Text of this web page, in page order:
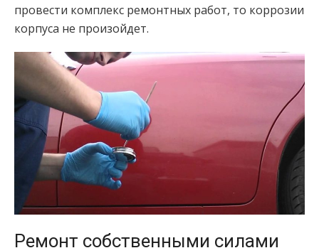
провести комплекс ремонтных работ, то коррозии
корпуса не произойдет.
Ремонт собственными силами